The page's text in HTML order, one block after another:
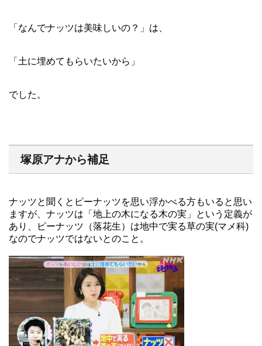
「なんでナッツは美味しいの？」は、
「土に埋めてもらいたいから」
でした。
塚原アナから補足
ナッツと聞くとピーナッツを思い浮かべる方もいると思い
ますが、ナッツは「地上の木になる木の実」という定義が
あり、ピーナッツ（落花生）は地中で実る草の実(マメ科)
なのでナッツではないとのこと。